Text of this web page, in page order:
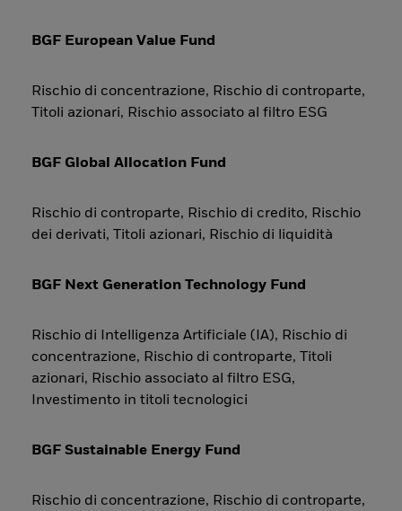
BGF European Value Fund
Rischio di concentrazione, Rischio di controparte,
Titoli azionari, Rischio associato al filtro ESG
BGF Global Allocation Fund
Rischio di controparte, Rischio di credito, Rischio
dei derivati, Titoli azionari, Rischio di liquidità
BGF Next Generation Technology Fund
Rischio di Intelligenza Artificiale (IA), Rischio di
concentrazione, Rischio di controparte, Titoli
azionari, Rischio associato al filtro ESG,
Investimento in titoli tecnologici
BGF Sustainable Energy Fund
Rischio di concentrazione, Rischio di controparte,